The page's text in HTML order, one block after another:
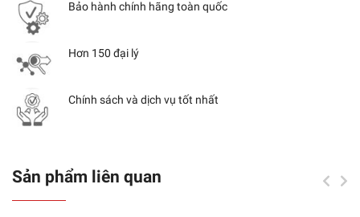
Bảo hành chính hãng toàn quốc
Hơn 150 đại lý
Chính sách và dịch vụ tốt nhất
Sản phẩm liên quan